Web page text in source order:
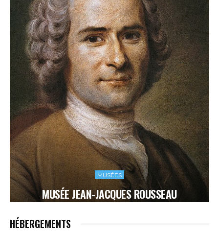
MUSÉES
MUSÉE JEAN-JACQUES ROUSSEAU
HÉBERGEMENTS